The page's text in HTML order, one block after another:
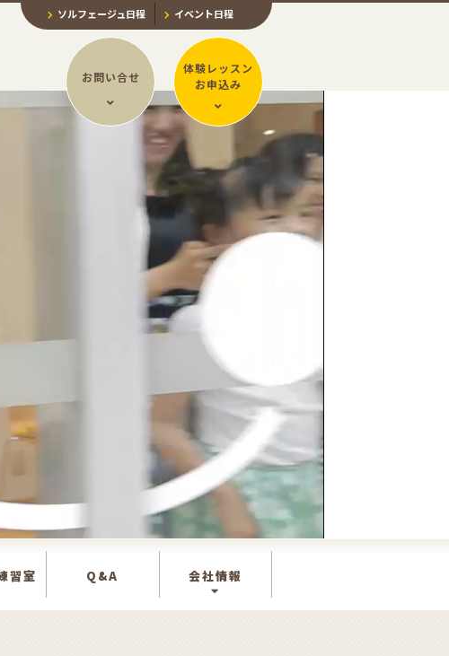
ソルフェージュ日程 イベント日程
お問い合せ
体験レッスン
お申込み
習室 Q&A 会社情報